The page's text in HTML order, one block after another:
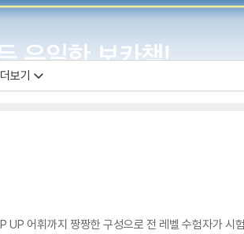
보기
어휘까지 짱짱한 구성으로 전 레벨 수험자가 시